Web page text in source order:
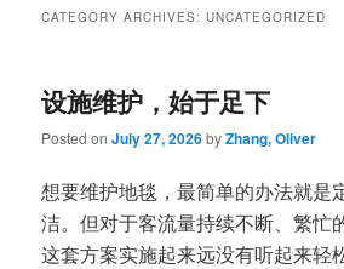
CATEGORY ARCHIVES:UNCATEGORIZED
设施维护，始于足下
Posted onJuly 27, 2026byZhang, Oliver
想要维护地毯，最简单的办法就是
洁。但对于客流量持续不断、繁忙
这套方案实施起来远没有听起来轻松